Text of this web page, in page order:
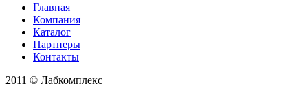
Главная
Компания
Каталог
Партнеры
Контакты
2011 © Лабкомплекс